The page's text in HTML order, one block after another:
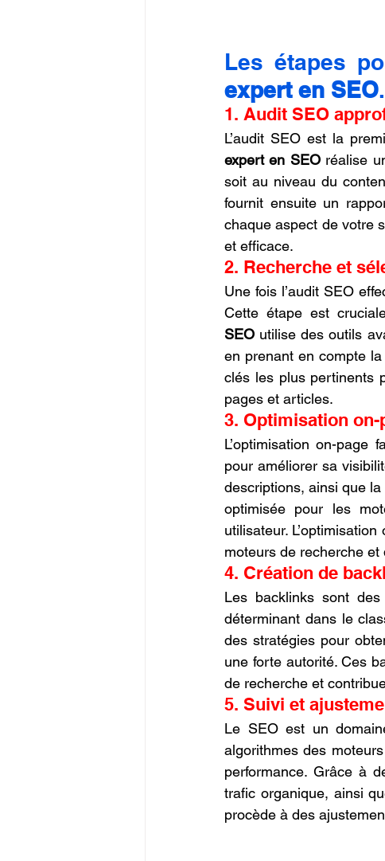
expert en SEO.
1. Audit SEO
expert en SEO réalise
soit au niveau du
fournit ensuite un
chaque aspect de votre
et efficace.
2. Recherche et
Une fois l’audit SEO
Cette étape est
SEO utilise des outils
en prenant en compte
clés les plus pertinents
pages et articles.
3. Optimisation on-
L’optimisation on-
pour améliorer sa
descriptions, ainsi que
optimisée pour les
utilisateur.
moteurs de recherche et
4. Création de
Les backlinks sont
déterminant dans le
des stratégies pour
une forte autorité. Ces
de recherche et
5. Suivi et
Le SEO est un
algorithmes des
performance. Grâce à
trafic organique, ainsi
procède à des